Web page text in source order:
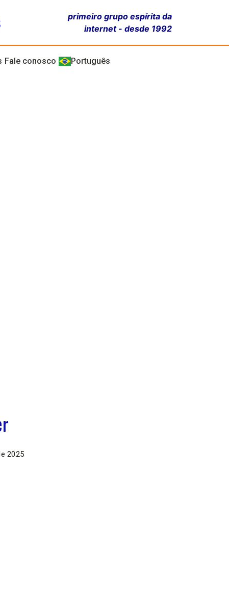
primeiro grupo espírita da
internet - desde 1992
Fale conosco Português
2025